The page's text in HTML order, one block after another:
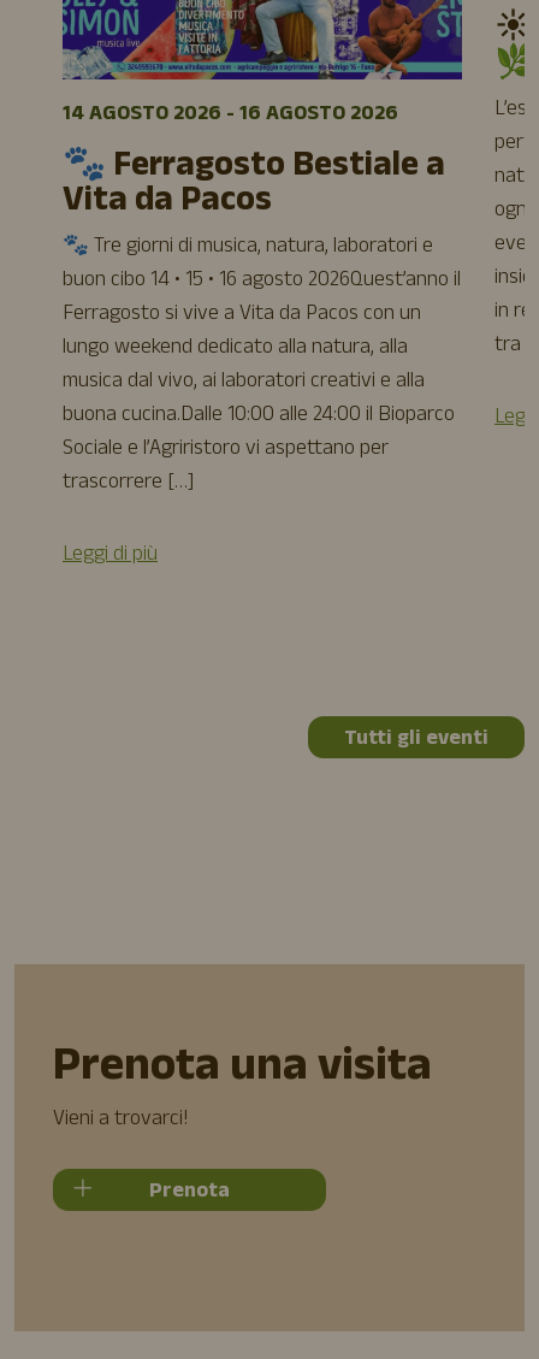
14 AGOSTO 2026 - 16 AGOSTO 2026
🐾 Ferragosto Bestiale a
Vita da Pacos
🐾 Tre giorni di musica, natura, laboratori e
buon cibo 14 • 15 • 16 agosto 2026Quest’anno il
Ferragosto si vive a Vita da Pacos con un
lungo weekend dedicato alla natura, alla
musica dal vivo, ai laboratori creativi e alla
buona cucina.Dalle 10:00 alle 24:00 il Bioparco
Sociale e l’Agriristoro vi aspettano per
trascorrere […]
Leggi di più
☀️
🌿
in
tra
Tutti gli eventi
Prenota una visita
Vieni a trovarci!
Prenota